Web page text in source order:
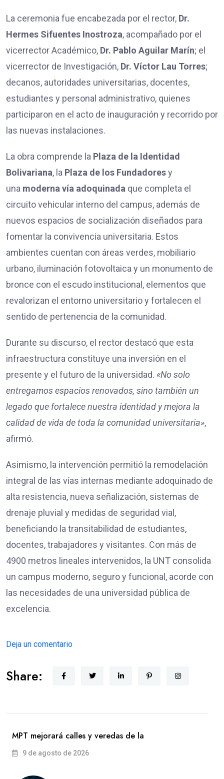
La ceremonia fue encabezada por el rector, Dr.
Hermes Sifuentes Inostroza, acompañado por el
vicerrector Académico, Dr. Pablo Aguilar Marín; el
vicerrector de Investigación, Dr. Víctor Lau Torres;
decanos, autoridades universitarias, docentes,
estudiantes y personal administrativo, quienes
participaron en el acto de inauguración y recorrido por
las nuevas instalaciones.
La obra comprende la Plaza de la Identidad
Bolivariana, la Plaza de los Fundadoresy
una moderna vía adoquinada que completa el
circuito vehicular interno del campus, además de
nuevos espacios de socialización diseñados para
fomentar la convivencia universitaria. Estos
ambientes cuentan con áreas verdes, mobiliario
urbano, iluminación fotovoltaica y un monumento de
bronce con el escudo institucional, elementos que
revalorizan el entorno universitario y fortalecen el
sentido de pertenencia de la comunidad.
Durante su discurso, el rector destacó que esta
infraestructura constituye una inversión en el
presente y el futuro de la universidad. «No solo
entregamos espacios renovados, sino también un
legado que fortalece nuestra identidad y mejora la
calidad de vida de toda la comunidad universitaria»,
afirmó.
Asimismo, la intervención permitió la remodelación
integral de las vías internas mediante adoquinado de
alta resistencia, nueva señalización, sistemas de
drenaje pluvial y medidas de seguridad vial,
beneficiando la transitabilidad de estudiantes,
docentes, trabajadores y visitantes. Con más de
4900 metros lineales intervenidos, la UNT consolida
un campus moderno, seguro y funcional, acorde con
las necesidades de una universidad pública de
excelencia.
Deja un comentario
Share:
MPT mejorará calles y veredas de la
9 de agosto de 2026